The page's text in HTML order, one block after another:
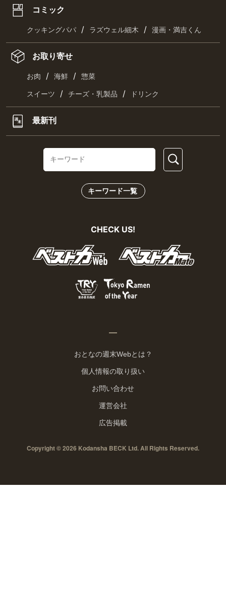
コミック
クッキングパパ / ラズウェル細木 / 漫画・満吉くん
お取り寄せ
お肉 / 海鮮 / 惣菜
スイーツ / チーズ・乳製品 / ドリンク
最新刊
キーワード一覧
CHECK US!
おとなの週末Webとは？
個人情報の取り扱い
お問い合わせ
運営会社
広告掲載
Copyright © 2026 Kodansha BECK Ltd. All Rights Reserved.